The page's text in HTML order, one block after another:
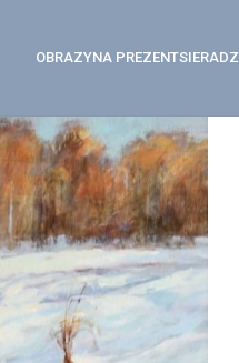
OBRAZYNA PREZENTSIERADZ